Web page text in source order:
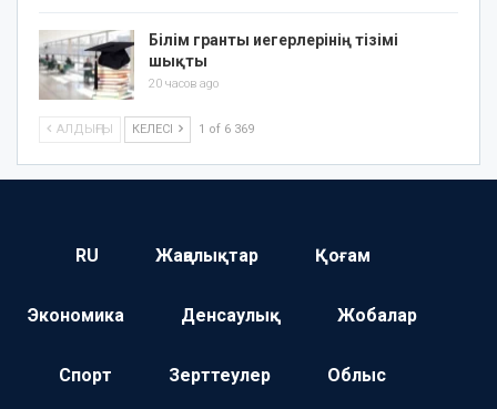
Білім гранты иегерлерінің тізімі
шықты
20 часов ago
АЛДЫҢҒЫ КЕЛЕСІ 1 of 6 369
RU Жаңалықтар Қоғам
Экономика Денсаулық Жобалар
Спорт Зерттеулер Облыс